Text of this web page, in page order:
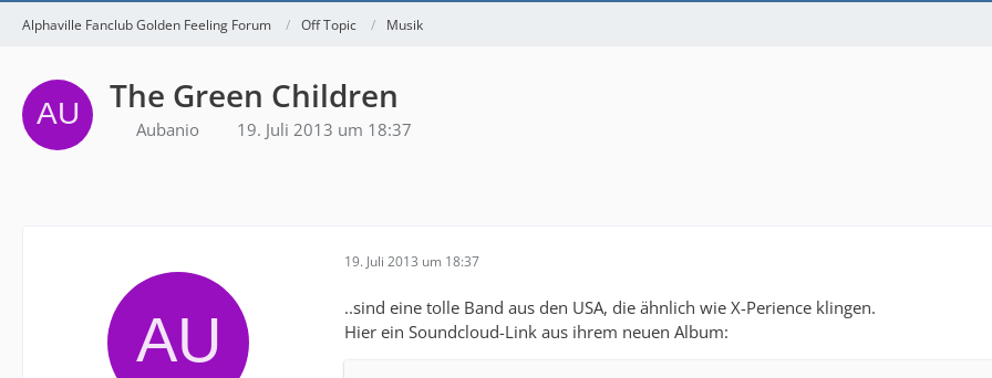
Alphaville Fanclub Golden Feeling Forum Off Topic Musik
The Green Children
Aubanio 19. Juli 2013 um 18:37
19. Juli 2013 um 18:37
..sind eine tolle Band aus den USA, die ähnlich wie X-Perience klingen.
Hier ein Soundcloud-Link aus ihrem neuen Album: